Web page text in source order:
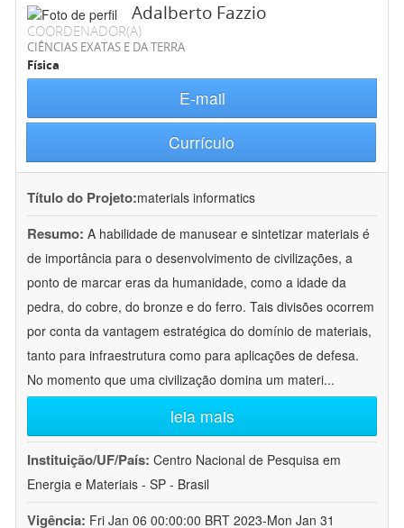
Adalberto Fazzio
COORDENADOR(A)
CIÊNCIAS EXATAS E DA TERRA
Física
E-mail
Currículo
Título do Projeto:materials informatics
Resumo: A habilidade de manusear e sintetizar materiais é
de importância para o desenvolvimento de civilizações, a
ponto de marcar eras da humanidade, como a idade da
pedra, do cobre, do bronze e do ferro. Tais divisões ocorrem
por conta da vantagem estratégica do domínio de materiais,
tanto para infraestrutura como para aplicações de defesa.
No momento que uma civilização domina um materi...
leia mais
Instituição/UF/País: Centro Nacional de Pesquisa em
Energia e Materiais - SP - Brasil
Vigência: Fri Jan 06 00:00:00 BRT 2023-Mon Jan 31